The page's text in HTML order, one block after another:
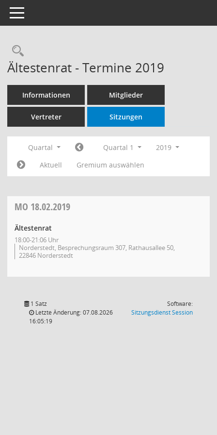
Toggle navigation
Rechercheauswahl
Ältestenrat - Termine 2019
Informationen Mitglieder
Vertreter Sitzungen
Quartal Quartal 1
2019
Aktuell
Gremium auswählen
MO 18.02.2019
Ältestenrat
18:00-21:06 Uhr
Norderstedt, Besprechungsraum 307, Rathausallee 50,
22846 Norderstedt
1 Satz
Letzte Änderung: 07.08.2026
16:05:19
Software:
SitzungsdienstSession(Wird in